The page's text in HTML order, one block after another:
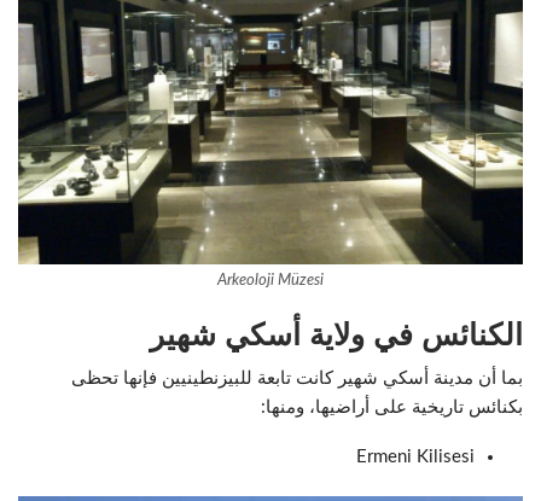
Arkeoloji Müzesi
الكنائس في ولاية أسكي شهير
بما أن مدينة أسكي شهير كانت تابعة للبيزنطينيين فإنها تحظى
بكنائس تاريخية على أراضيها، ومنها:
Ermeni Kilisesi